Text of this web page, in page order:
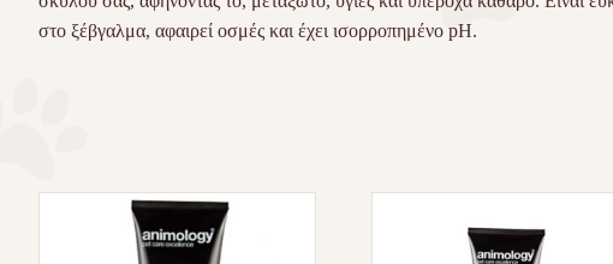
στο ξέβγαλμα, αφαιρεί οσμές και έχει ισορροπημένο pH.